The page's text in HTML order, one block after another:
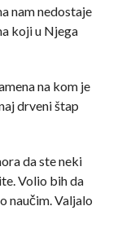
nam nedostaje
koji u Njega
na kom je
drveni štap
da ste neki
Volio bih da
naučim. Valjalo